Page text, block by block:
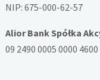
NIP: 675-000-62-57
Alior Bank Spółka
09 2490 0005 0000